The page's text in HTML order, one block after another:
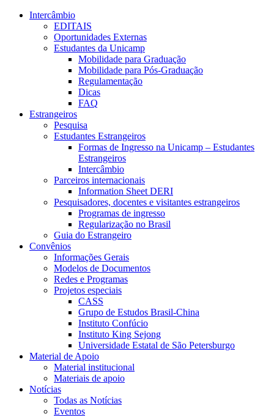
Intercâmbio
EDITAIS
Oportunidades Externas
Estudantes da Unicamp
Mobilidade para Graduação
Mobilidade para Pós-Graduação
Regulamentação
Dicas
FAQ
Estrangeiros
Pesquisa
Estudantes Estrangeiros
Formas de Ingresso na Unicamp – Estudantes
Estrangeiros
Intercâmbio
Parceiros internacionais
Information Sheet DERI
Pesquisadores, docentes e visitantes estrangeiros
Programas de ingresso
Regularização no Brasil
Guia do Estrangeiro
Convênios
Informações Gerais
Modelos de Documentos
Redes e Programas
Projetos especiais
CASS
Grupo de Estudos Brasil-China
Instituto Confúcio
Instituto King Sejong
Universidade Estatal de São Petersburgo
Material de Apoio
Material institucional
Materiais de apoio
Notícias
Todas as Notícias
Eventos